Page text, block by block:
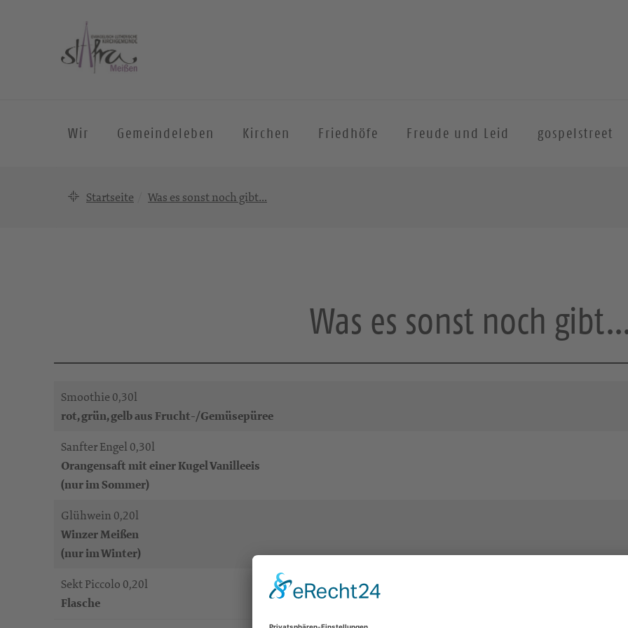
Wir Gemeindeleben Kirchen Friedhöfe Freude und Leid gospelstreet
Startseite Was es sonst noch gibt…
Was es sonst noch
Smoothie 0,30l
rot, grün, gelb aus Frucht-/Gemüsepüree
Sanfter Engel 0,30l
Orangensaft mit einer Kugel Vanilleeis
(nur im Sommer)
Glühwein 0,20l
Winzer Meißen
(nur im Winter)
Sekt Piccolo 0,20l
Flasche